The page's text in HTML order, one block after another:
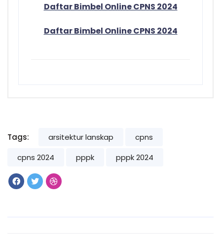
Daftar Bimbel Online CPNS 2024
Daftar Bimbel Online CPNS 2024
Tags: arsitektur lanskap
cpns
cpns 2024
pppk pppk 2024